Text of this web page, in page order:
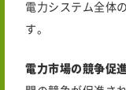
電力システム全体
す。
電力市場の競争促